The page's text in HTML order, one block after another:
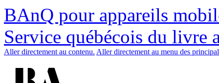
BAnQ pour appareils
Service québécois du livre
Aller directement au contenu. Aller directement au menu des